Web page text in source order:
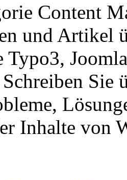
Content
und Artikel
Typo3,
Sie
Inhalte von